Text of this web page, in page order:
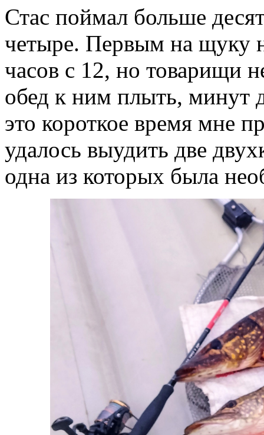
Стас поймал больше
четыре. Первым на щуку
часов с 12, но товарищи
обед к ним плыть, минут
это короткое время мне
удалось выудить две
одна из которых была